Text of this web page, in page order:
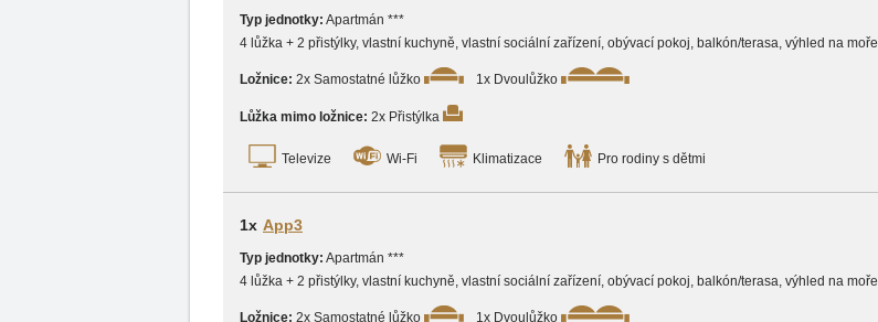
Typ jednotky: Apartmán ***
4 lůžka + 2 přistýlky, vlastní kuchyně, vlastní sociální zařízení, obývací pokoj, balkón/terasa, výhled na moře
Ložnice: 2x Samostatné lůžko 1x Dvoulůžko
Lůžka mimo ložnice: 2x Přistýlka
Televize Wi-Fi Klimatizace Pro rodiny s dětmi
1x App3
Typ jednotky: Apartmán ***
4 lůžka + 2 přistýlky, vlastní kuchyně, vlastní sociální zařízení, obývací pokoj, balkón/terasa, výhled na moře
Ložnice: 2x Samostatné lůžko 1x Dvoulůžko